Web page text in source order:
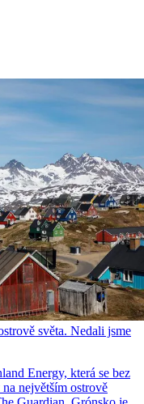
světa. Nedali jsme
Energy, která se bez
největším ostrově